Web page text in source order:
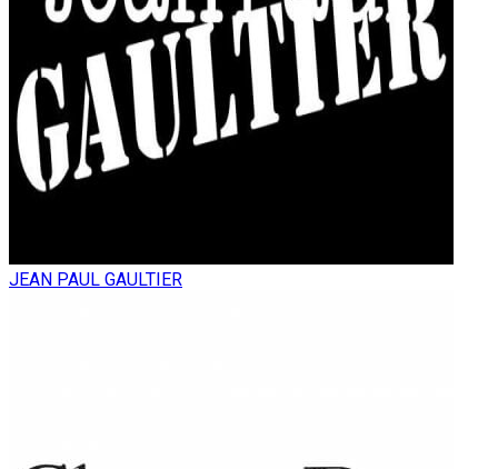
JEAN PAUL GAULTIER